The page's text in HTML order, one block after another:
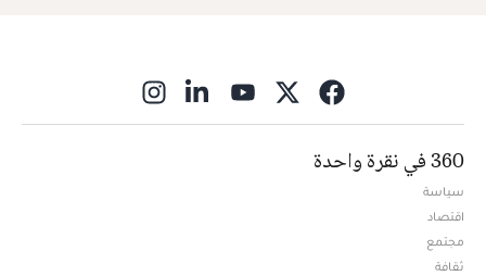
360 في نقرة واحدة
سياسة
اقتصاد
مجتمع
ثقافة